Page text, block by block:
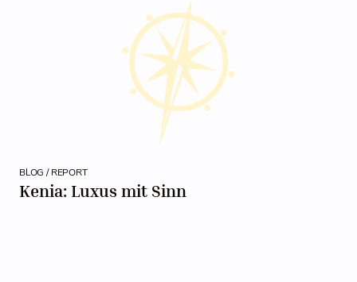
BLOG / REPORT
Kenia: Luxus mit Sinn